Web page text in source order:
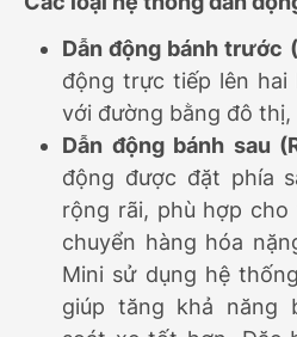
Dẫn động bánh trước
động trực tiếp lên hai
với đường bằng đô thị,
Dẫn động bánh sau
động được đặt phía
rộng rãi, phù hợp
chuyển hàng hóa
Mini sử dụng hệ
giúp tăng khả năng